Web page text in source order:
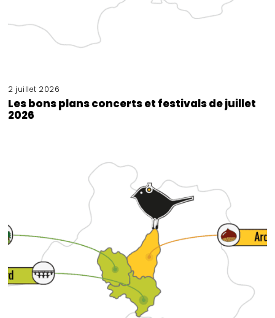
2 juillet 2026
Les bons plans concerts et festivals de juillet
2026